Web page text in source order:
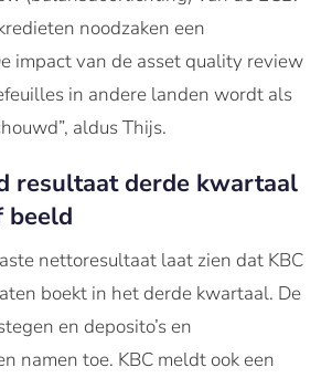
noodzaken een
impact van de asset quality review
in andere landen wordt als
aldus Thijs.
resultaat derde kwartaal
beeld
nettoresultaat laat zien dat KBC
boekt in het derde kwartaal. De
en deposito’s en
namen toe. KBC meldt ook een